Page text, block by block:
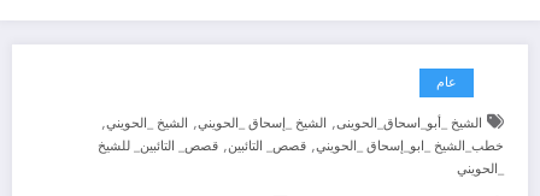
عام
الشيخ _أبو_اسحاق_الحوينى, الشيخ _إسحاق _الحويني, الشيخ _الحويني,
خطب_الشيخ _ابو_إسحاق _الحويني, قصص_ التائبين, قصص_ التائبين_ للشيخ
_الحويني